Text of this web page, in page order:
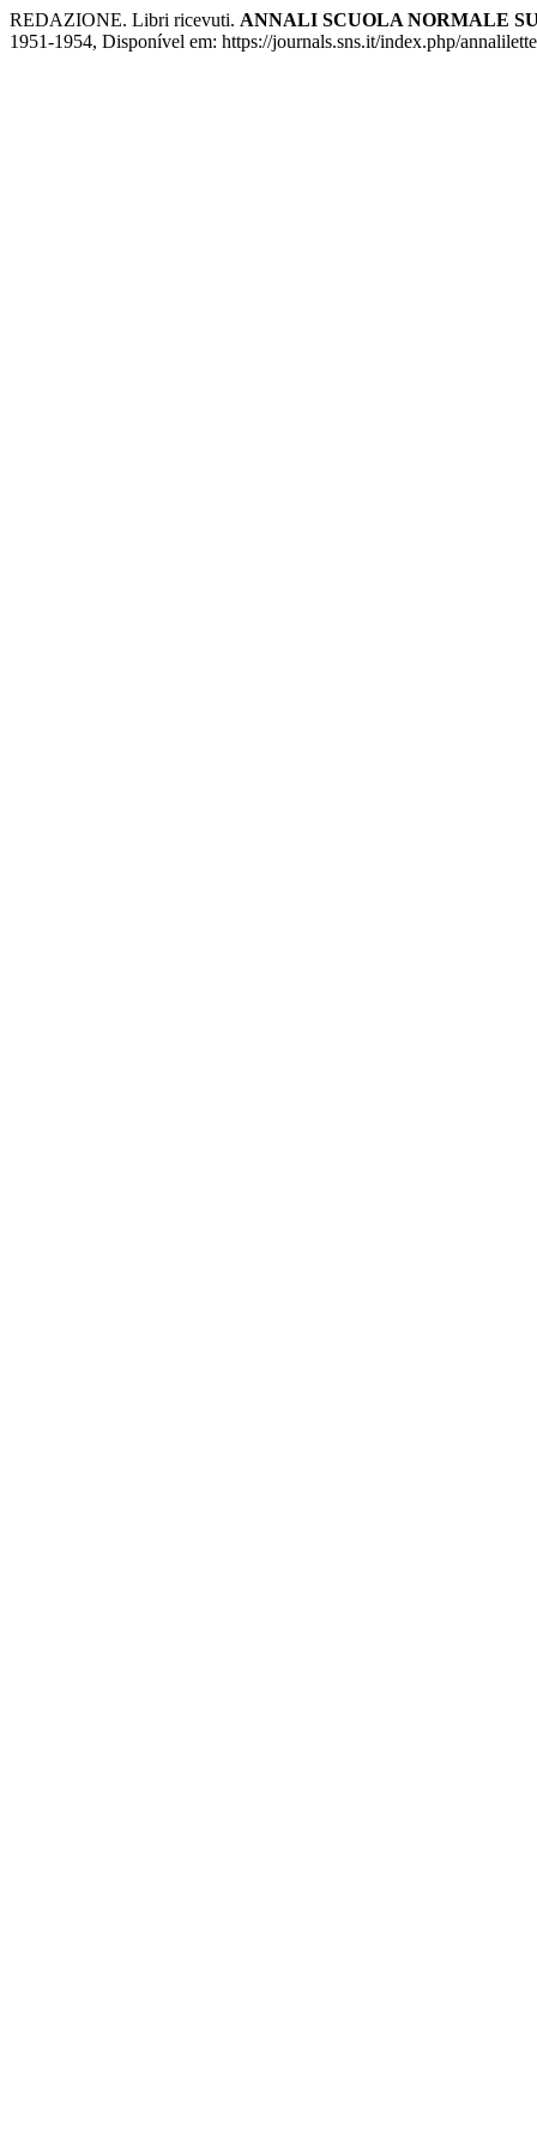
REDAZIONE. Libri ricevuti. ANNALI SCUOLA NORMALE
1951-1954, Disponível em: https://journals.sns.it/index.php/